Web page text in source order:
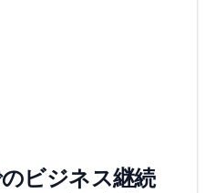
ビジネス継続